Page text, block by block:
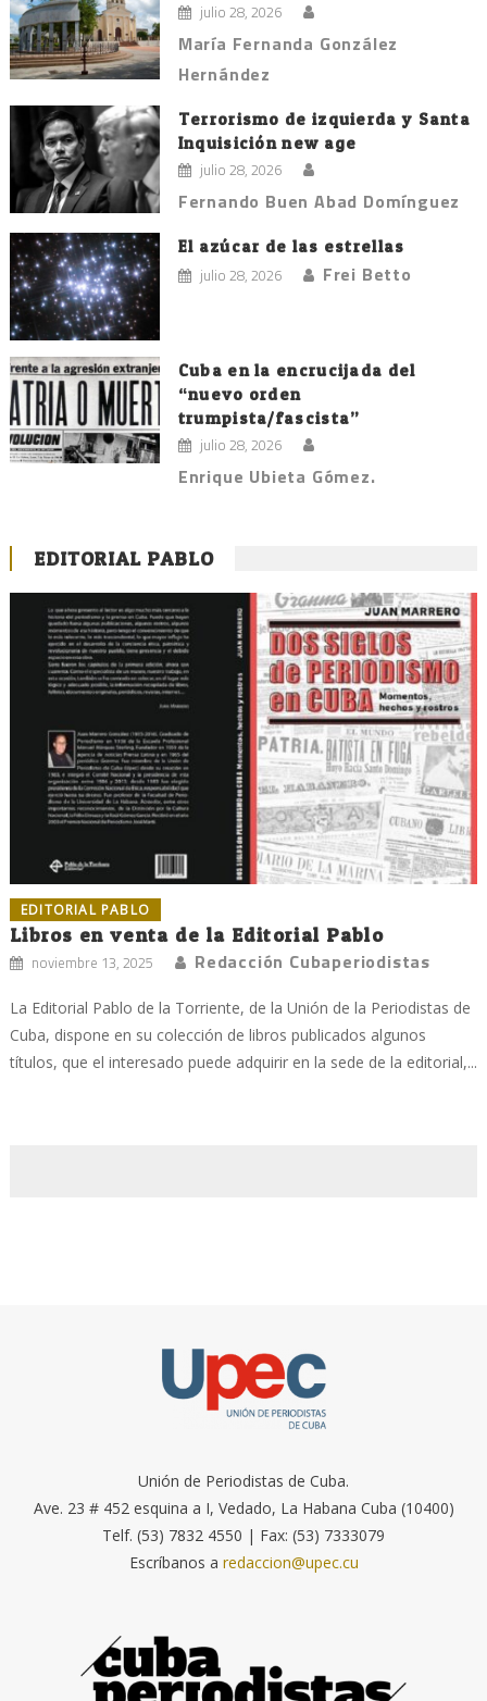
julio 28, 2026
María Fernanda González
Hernández
Terrorismo de izquierda y Santa
Inquisición new age
julio 28, 2026
Fernando Buen Abad Domínguez
El azúcar de las estrellas
julio 28, 2026 Frei Betto
Cuba en la encrucijada del
“nuevo orden
trumpista/fascista”
julio 28, 2026
Enrique Ubieta Gómez.
EDITORIAL PABLO
EDITORIAL PABLO
Libros en venta de la Editorial Pablo
noviembre 13, 2025 Redacción Cubaperiodistas
La Editorial Pablo de la Torriente, de la Unión de la Periodistas de
Cuba, dispone en su colección de libros publicados algunos
títulos, que el interesado puede adquirir en la sede de la editorial,...
Unión de Periodistas de Cuba.
Ave. 23 # 452 esquina a I, Vedado, La Habana Cuba (10400)
Telf. (53) 7832 4550 | Fax: (53) 7333079
Escríbanos a redaccion@upec.cu